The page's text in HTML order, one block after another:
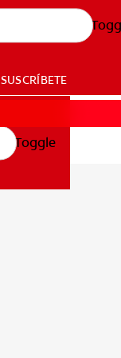
SUSCRÍBETE
Toggle